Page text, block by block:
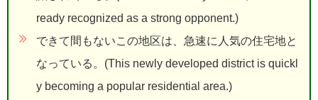
ready recognized as a strong opponent.)
できて間もないこの地区は、急速に人気の住宅地と
なっている。(This newly developed district is quickl
y becoming a popular residential area.)